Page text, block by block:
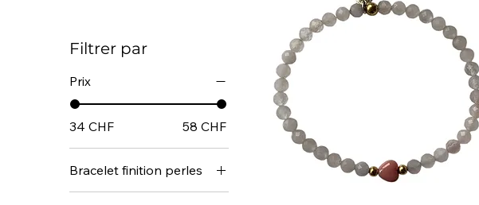
Filtrer par
Prix
34 CHF 58 CHF
Bracelet finition perles